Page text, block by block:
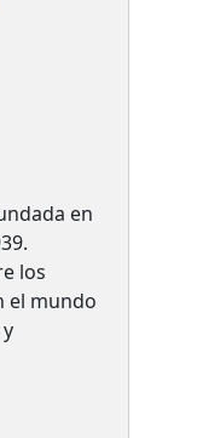
en
los
el mundo